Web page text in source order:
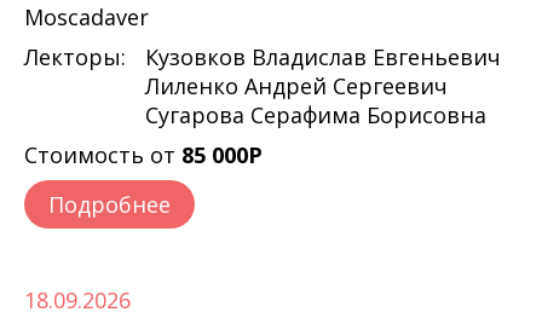
Moscadaver
Лекторы:
Кузовков Владислав Евгеньевич
Лиленко Андрей Сергеевич
Сугарова Серафима Борисовна
Стоимость от 85 000Р
Подробнее
18.09.2026